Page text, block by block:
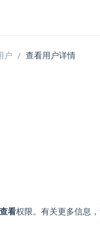
户 查看用户详情
看权限。有关更多信息